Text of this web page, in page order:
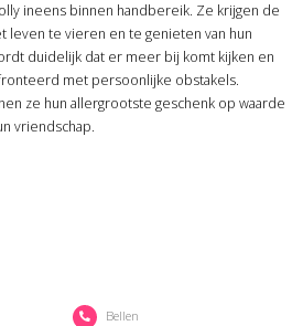
ineens binnen handbereik. Ze krijgen de
leven te vieren en te genieten van hun
duidelijk dat er meer bij komt kijken en
met persoonlijke obstakels.
ze hun allergrootste geschenk op waarde
vriendschap.
Bellen